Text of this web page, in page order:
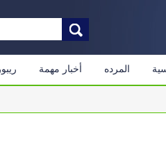
المرده أخبار مهمة